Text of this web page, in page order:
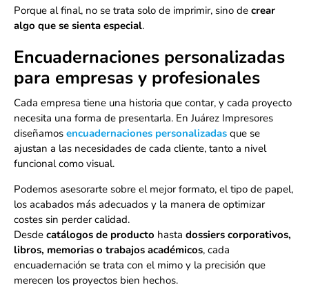
Porque al final, no se trata solo de imprimir, sino de crear
algo que se sienta especial.
Encuadernaciones personalizadas
para empresas y profesionales
Cada empresa tiene una historia que contar, y cada proyecto
necesita una forma de presentarla. En Juárez Impresores
diseñamos encuadernaciones personalizadas que se
ajustan a las necesidades de cada cliente, tanto a nivel
funcional como visual.
Podemos asesorarte sobre el mejor formato, el tipo de papel,
los acabados más adecuados y la manera de optimizar
costes sin perder calidad.
Desde catálogos de producto hasta dossiers corporativos,
libros, memorias o trabajos académicos, cada
encuadernación se trata con el mimo y la precisión que
merecen los proyectos bien hechos.